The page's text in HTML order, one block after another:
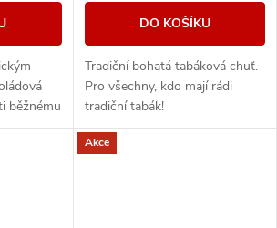
běžnému
Z
DO KOŠÍKU
Tradiční bohatá tabáková chuť.
Pro všechny, kdo mají rádi
tradiční tabák!
Akce